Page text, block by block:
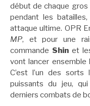
début de chaque gros
pendant les
attaque ultime. OPR
MP, et pour une
commande Shin et
vont lancer ensemble
C’est l’un des
puissants du jeu,
derniers combats de